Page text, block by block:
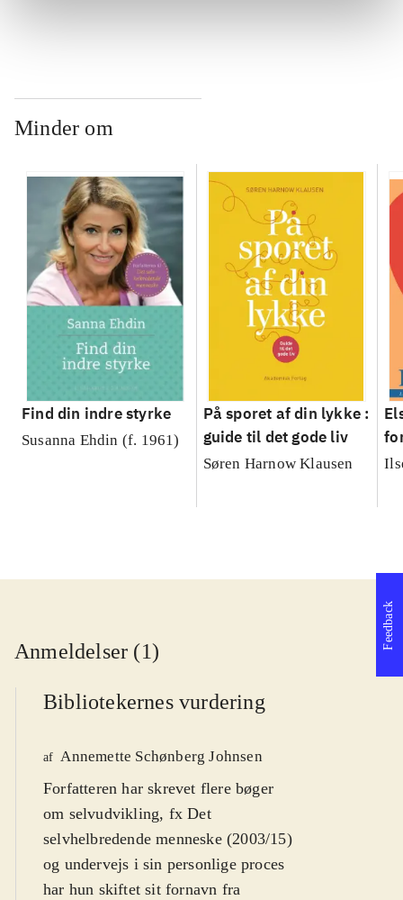
Minder om
Find din indre styrke
Susanna Ehdin (f. 1961)
På sporet af din lykke :
guide til det gode liv
Søren Harnow Klausen
Anmeldelser (1)
Bibliotekernes vurdering
af Annemette Schønberg Johnsen
Forfatteren har skrevet flere bøger
om selvudvikling, fx Det
selvhelbredende menneske (2003/15)
og undervejs i sin personlige proces
har hun skiftet sit fornavn fra
Feedback